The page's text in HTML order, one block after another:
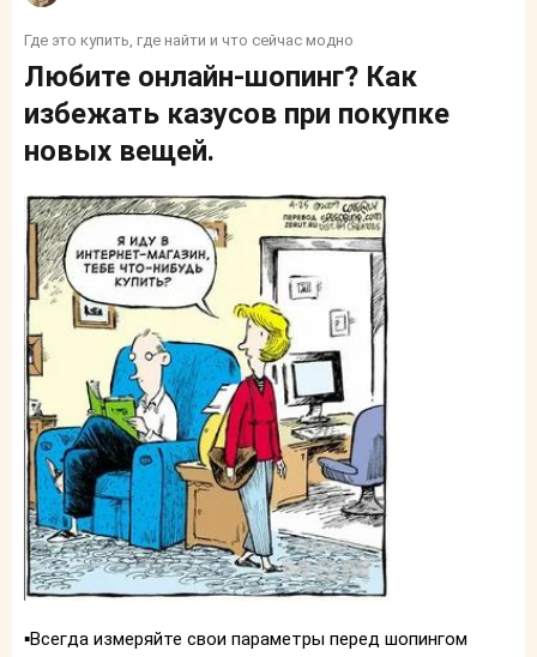
Где это купить, где найти и что сейчас модно
Любите онлайн-шопинг? Как
избежать казусов при покупке
новых вещей.
▪️Всегда измеряйте свои параметры перед шопингом